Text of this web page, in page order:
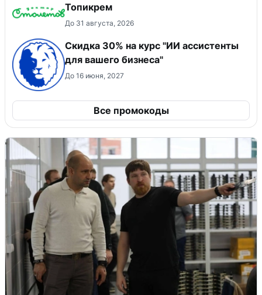
Топикрем
До 31 августа, 2026
Скидка 30% на курс "ИИ ассистенты
для вашего бизнеса"
До 16 июня, 2027
Все промокоды